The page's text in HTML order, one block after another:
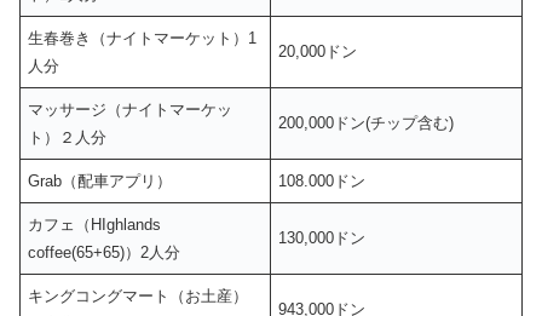
生春巻き（ナイトマーケット）1
人分
20,000ドン
マッサージ（ナイトマーケッ
ト）２人分
200,000ドン(チップ含む)
Grab（配車アプリ） 108.000ドン
カフェ（HIghlands
coffee(65+65)）2人分
130,000ドン
キングコングマート（お土産）
943,000ドン